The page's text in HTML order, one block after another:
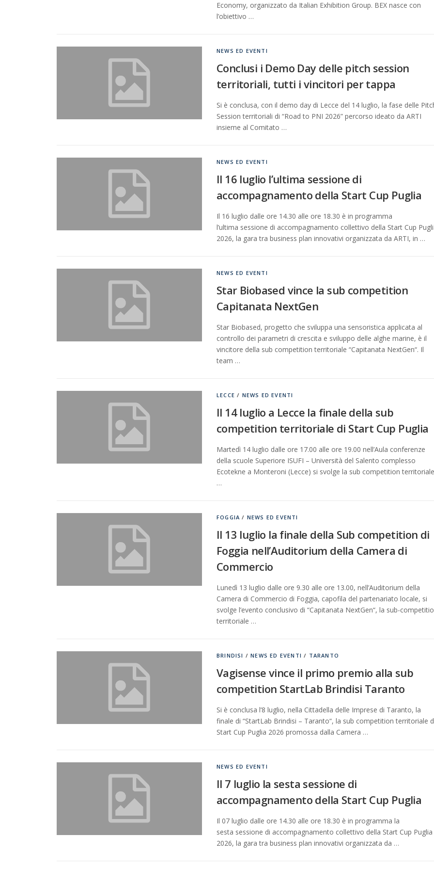
Economy, organizzato da Italian Exhibition Group. BEX nasce con
l’obiettivo …
NEWS ED EVENTI
Conclusi i Demo Day delle pitch session
territoriali, tutti i vincitori per tappa
Si è conclusa, con il demo day di Lecce del 14 luglio, la fase delle
Session territoriali di “Road to PNI 2026” percorso ideato da ARTI
insieme al Comitato …
NEWS ED EVENTI
Il 16 luglio l’ultima sessione di
accompagnamento della Start Cup Puglia
Il 16 luglio dalle ore 14.30 alle ore 18.30 è in programma
l’ultima sessione di accompagnamento collettivo della Start Cup
2026, la gara tra business plan innovativi organizzata da ARTI, in …
NEWS ED EVENTI
Star Biobased vince la sub competition
Capitanata NextGen
Star Biobased, progetto che sviluppa una sensoristica applicata al
controllo dei parametri di crescita e sviluppo delle alghe marine, è il
vincitore della sub competition territoriale “Capitanata NextGen“. Il
team …
LECCE / NEWS ED EVENTI
Il 14 luglio a Lecce la finale della sub
competition territoriale di Start Cup Puglia
Martedì 14 luglio dalle ore 17.00 alle ore 19.00 nell’Aula conferenze
della scuole Superiore ISUFI – Università del Salento complesso
Ecotekne a Monteroni (Lecce) si svolge la sub competition territoriale
…
FOGGIA / NEWS ED EVENTI
Il 13 luglio la finale della Sub competition di
Foggia nell’Auditorium della Camera di
Commercio
Lunedì 13 luglio dalle ore 9.30 alle ore 13.00, nell’Auditorium della
Camera di Commercio di Foggia, capofila del partenariato locale, si
svolge l’evento conclusivo di “Capitanata NextGen“, la sub-
territoriale …
BRINDISI /NEWS ED EVENTI / TARANTO
Vagisense vince il primo premio alla sub
competition StartLab Brindisi Taranto
Si è conclusa l’8 luglio, nella Cittadella delle Imprese di Taranto, la
finale di “StartLab Brindisi – Taranto“, la sub competition territoriale
Start Cup Puglia 2026 promossa dalla Camera …
NEWS ED EVENTI
Il 7 luglio la sesta sessione di
accompagnamento della Start Cup Puglia
Il 07 luglio dalle ore 14.30 alle ore 18.30 è in programma la
sesta sessione di accompagnamento collettivo della Start Cup Puglia
2026, la gara tra business plan innovativi organizzata da …